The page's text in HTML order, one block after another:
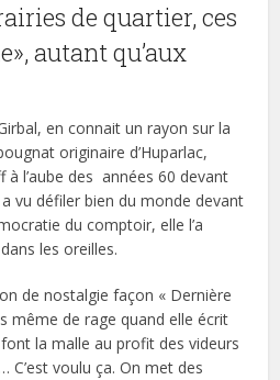
de quartier, ces
autant qu’aux
en connait un rayon sur la
originaire d’Huparlac,
à l’aube des années 60 devant
vu défiler bien du monde devant
du comptoir, elle l’a
les oreilles.
de nostalgie façon « Dernière
même de rage quand elle écrit
la malle au profit des videurs
C’est voulu ça. On met des